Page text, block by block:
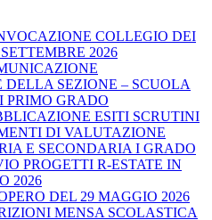
COLLEGIO DEI
2026
DELLA SEZIONE – SCUOLA
PRIMO GRADO
ESITI SCRUTINI
DI VALUTAZIONE
E SECONDARIA I GRADO
PROGETTI R-ESTATE IN
2026
DEL 29 MAGGIO 2026
MENSA SCOLASTICA